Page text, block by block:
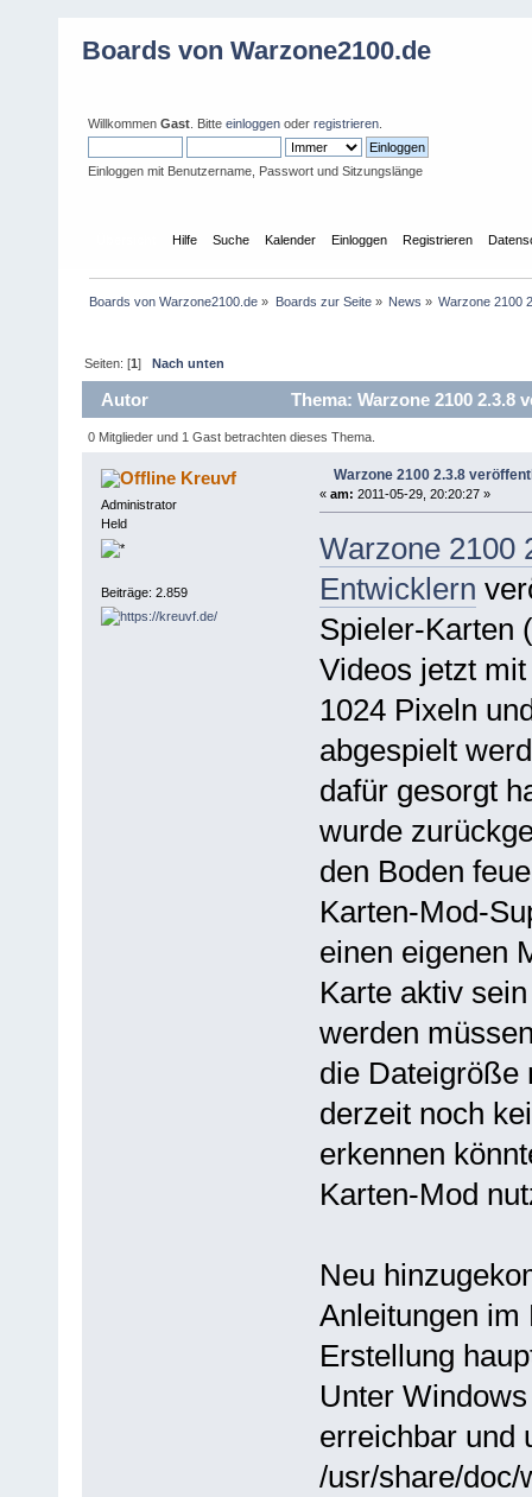
Boards von Warzone2100.de
Willkommen Gast . Bitte einloggen oder registrieren
Einloggen mit Benutzername, Passwort und Sitzungslänge
Hilfe Suche Kalender Einloggen Registrieren
Boards von Warzone2100.de » Boards zur Seite» News » Warzone 2100
Seiten: [1]Nach unten
Autor Thema: Warzone 2100 2.3.8
0 Mitglieder und 1 Gast betrachten dieses Thema.
Kreuvf
Administrator
Held
Beiträge: 2.859
Warzone 2100 2.3.8
« am: 2011-05-29, 20:20:27 »
Warzone 2100
Entwicklern
Spieler-Karten
Videos jetzt
1024 Pixeln
abgespielt
dafür gesorgt
wurde
den Boden
Karten-Mod-
einen eigenen
Karte aktiv
werden
die Dateigröße
derzeit noch
erkennen
Karten-Mod
Neu
Anleitungen im
Erstellung
Unter
erreichbar und
/usr/share/doc/